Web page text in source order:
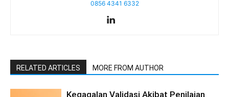
0856 4341 6332
RELATED ARTICLES MORE FROM AUTHOR
Kegagalan Validasi Akibat Penilaian